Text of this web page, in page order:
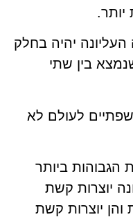
יהיה בחלק
בין שתי
לעולם לא
הגבוהות ביותר
יוצרות קשת
יוצרות קשת